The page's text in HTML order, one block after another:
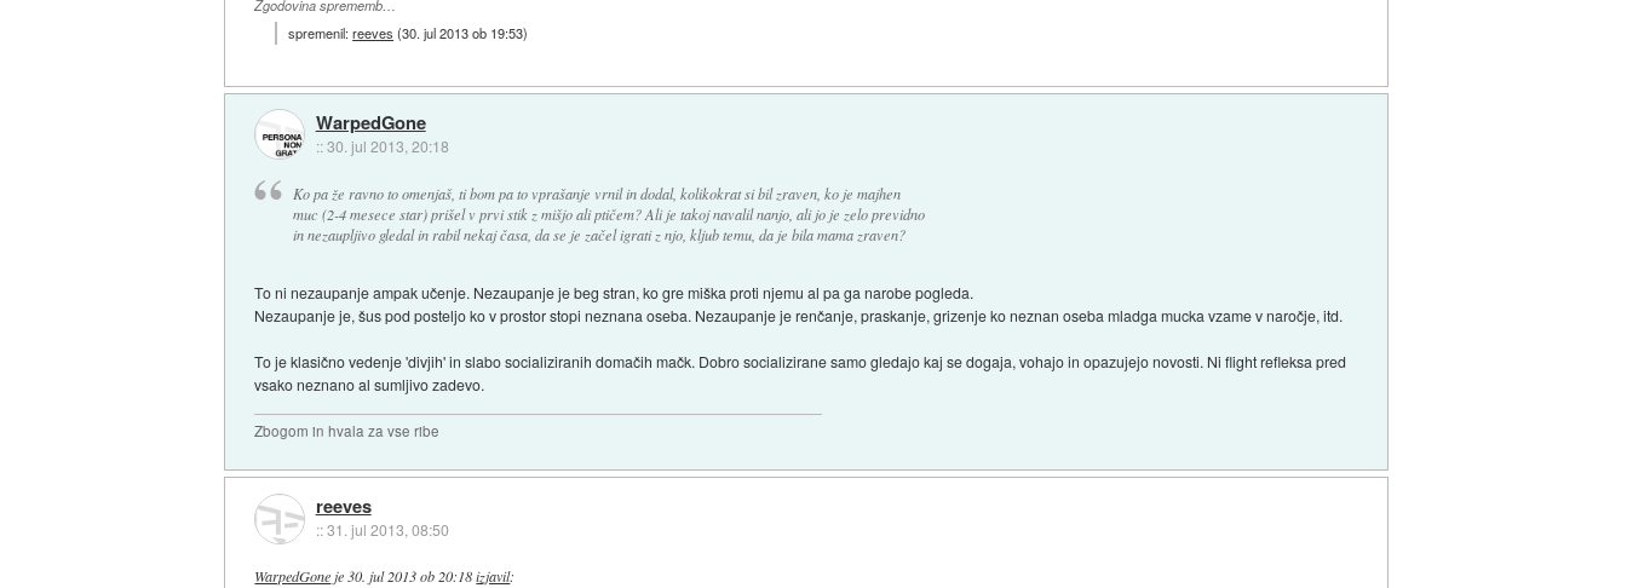
Zgodovina sprememb…
spremenil:reeves (30. jul 2013 ob 19:53)
WarpedGone
::30. jul 2013, 20:18
Ko pa že ravno to omenjaš, ti bom pa to vprašanje vrnil in dodal, kolikokrat si bil zraven, ko je majhen
muc (2-4 mesece star) prišel v prvi stik z mišjo ali ptičem? Ali je takoj navalil nanjo, ali jo je zelo previdno
in nezaupljivo gledal in rabil nekaj časa, da se je začel igrati z njo, kljub temu, da je bila mama zraven?
To ni nezaupanje ampak učenje. Nezaupanje je beg stran, ko gre miška proti njemu al pa ga narobe pogleda.
Nezaupanje je, šus pod posteljo ko v prostor stopi neznana oseba. Nezaupanje je renčanje, praskanje, grizenje ko neznan oseba mladga mucka vzame v naročje, itd.
To je klasično vedenje 'divjih' in slabo socializiranih domačih mačk. Dobro socializirane samo gledajo kaj se dogaja, vohajo in opazujejo novosti. Ni flight refleksa pred
vsako neznano al sumljivo zadevo.
Zbogom in hvala za vse ribe
reeves
::31. jul 2013, 08:50
WarpedGone je 30. jul 2013 ob 20:18 izjavil: